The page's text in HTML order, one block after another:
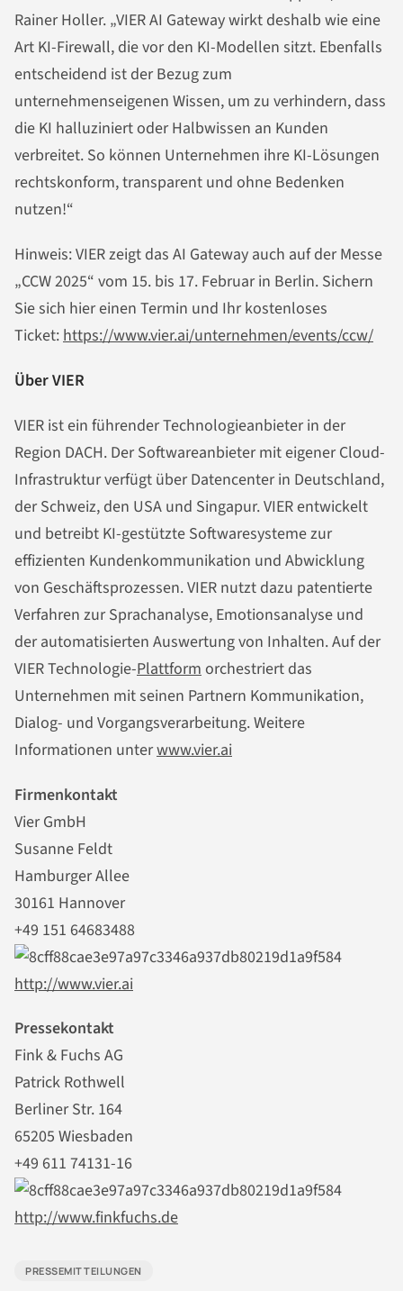
Rainer Holler. „VIER AI Gateway wirkt deshalb wie eine
Art KI-Firewall, die vor den KI-Modellen sitzt. Ebenfalls
entscheidend ist der Bezug zum
unternehmenseigenen Wissen, um zu verhindern, dass
die KI halluziniert oder Halbwissen an Kunden
verbreitet. So können Unternehmen ihre KI-Lösungen
rechtskonform, transparent und ohne Bedenken
nutzen!“
Hinweis: VIER zeigt das AI Gateway auch auf der Messe
„CCW 2025“ vom 15. bis 17. Februar in Berlin. Sichern
Sie sich hier einen Termin und Ihr kostenloses
Ticket:https://www.vier.ai/unternehmen/events/ccw/
Über VIER
VIER ist ein führender Technologieanbieter in der
Region DACH. Der Softwareanbieter mit eigener Cloud-
Infrastruktur verfügt über Datencenter in Deutschland,
der Schweiz, den USA und Singapur. VIER entwickelt
und betreibt KI-gestützte Softwaresysteme zur
effizienten Kundenkommunikation und Abwicklung
von Geschäftsprozessen. VIER nutzt dazu patentierte
Verfahren zur Sprachanalyse, Emotionsanalyse und
der automatisierten Auswertung von Inhalten. Auf der
VIER Technologie-Plattform orchestriert das
Unternehmen mit seinen Partnern Kommunikation,
Dialog- und Vorgangsverarbeitung. Weitere
Informationen unterwww.vier.ai
Firmenkontakt
Vier GmbH
Susanne Feldt
Hamburger Allee
30161 Hannover
+49 151 64683488
http://www.vier.ai
Pressekontakt
Fink & Fuchs AG
Patrick Rothwell
Berliner Str. 164
65205 Wiesbaden
+49 611 74131-16
http://www.finkfuchs.de
PRESSEMITTEILUNGEN